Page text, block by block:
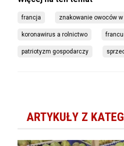
francja znakowanie owoców
koronawirus a rolnictwo
patriotyzm gospodarczy
ARTYKUŁY Z